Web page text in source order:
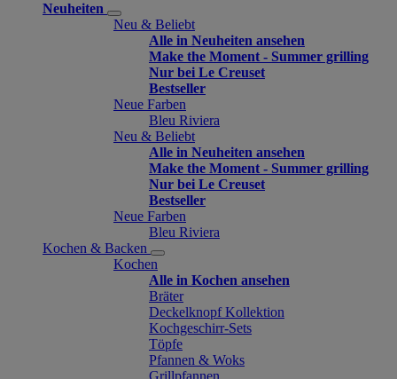
Neuheiten
Neu & Beliebt
Alle in Neuheiten ansehen
Make the Moment - Summer grilling
Nur bei Le Creuset
Bestseller
Neue Farben
Bleu Riviera
Neu & Beliebt
Alle in Neuheiten ansehen
Make the Moment - Summer grilling
Nur bei Le Creuset
Bestseller
Neue Farben
Bleu Riviera
Kochen & Backen
Kochen
Alle in Kochen ansehen
Bräter
Deckelknopf Kollektion
Kochgeschirr-Sets
Töpfe
Pfannen & Woks
Grillpfannen